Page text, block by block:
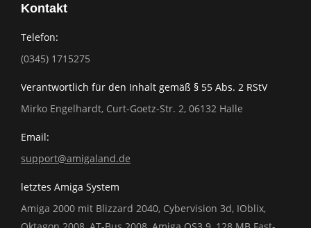
Kontakt
Telefon:
(0345) 1715275
Verantwortlich für den Inhalt gemäß § 55 Abs. 2 RStV
Mirko Engelhardt, Curt-Goetz-Str. 2, 06132 Halle
Email:
support@amigaland.de
letztes Amiga System
Amiga 2000 mit Blizzard 2040, Cybervision 3d, IOblix,